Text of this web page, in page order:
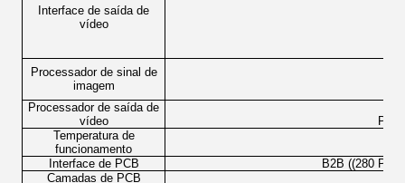
Interface de saída de
vídeo
Processador de sinal de
imagem
Processador de saída de
vídeo
Temperatura de
funcionamento
Interface de PCB
B2B ((280 Pin
Camadas de PCB